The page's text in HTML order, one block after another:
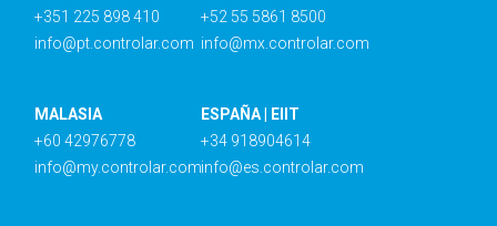
+351 225 898 410
info@pt.controlar.com
+52 55 5861 8500
info@mx.controlar.com
MALASIA
+60 42976778
info@my.controlar.com
ESPAÑA | EIIT
+34 918904614
info@es.controlar.com